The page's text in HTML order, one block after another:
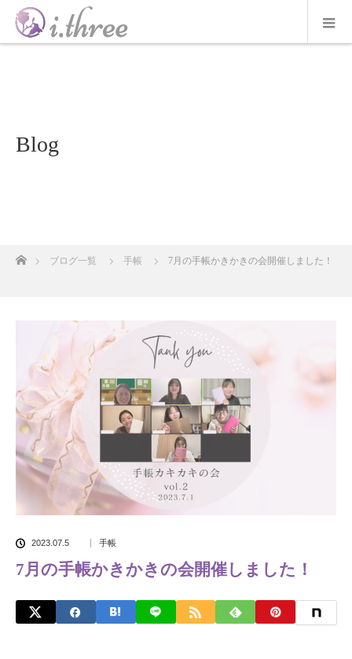
Blog
ホームブログ一覧 手帳 7月の手帳かきかきの会開催しました！
2023.07.5 手帳
7月の手帳かきかきの会開催しました！